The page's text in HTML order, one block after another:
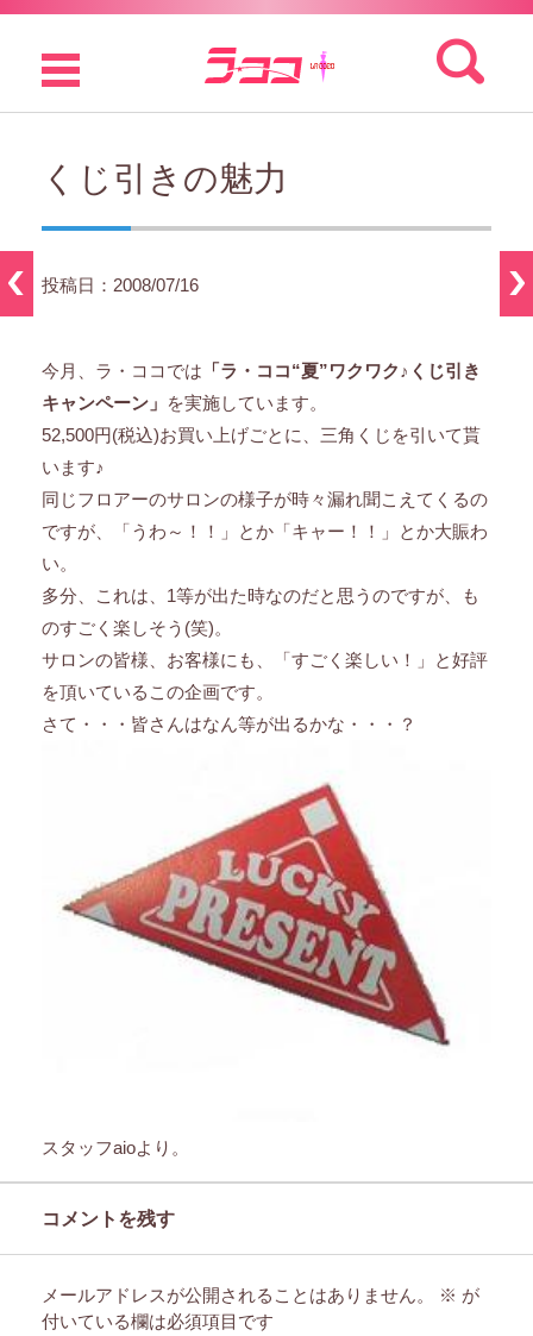
検索:
コンテンツに移動
くじ引きの魅力
投稿日：2008/07/16
今月、ラ・ココでは 「ラ・ココ“夏”ワクワク♪くじ引き
キャンペーン」 を実施しています。
52,500円(税込)お買い上げごとに、三角くじを引いて貰
います♪
同じフロアーのサロンの様子が時々漏れ聞こえてくるの
ですが、「うわ～！！」とか「キャー！！」とか大賑わ
い。
多分、これは、1等が出た時なのだと思うのですが、も
のすごく楽しそう(笑)。
サロンの皆様、お客様にも、「すごく楽しい！」と好評
を頂いているこの企画です。
さて・・・皆さんはなん等が出るかな・・・？
スタッフaioより。
コメントを残す
メールアドレスが公開されることはありません。 ※ が
付いている欄は必須項目です